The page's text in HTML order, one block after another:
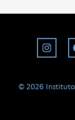
©️ 2026 Instituto